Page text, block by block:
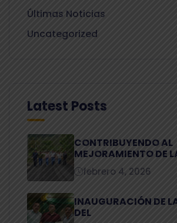
Últimas Noticias
Uncategorized
Latest Posts
CONTRIBUYENDO AL
MEJORAMIENTO DE
febrero 4, 2026
INAUGURACIÓN DE
DEL